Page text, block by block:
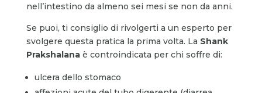
nell’intestino da almeno sei mesi se non da anni.
Se puoi, ti consiglio di rivolgerti a un esperto per
svolgere questa pratica la prima volta. La Shank
Prakshalanaè controindicata per chi soffre di:
ulcera dello stomaco